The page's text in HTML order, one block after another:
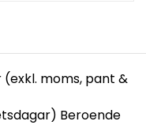
moms, pant &
Beroende